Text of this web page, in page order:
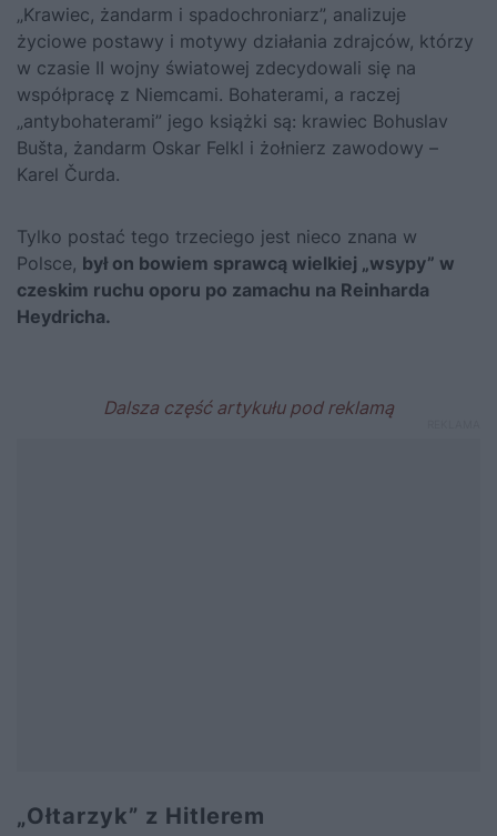
„Krawiec, żandarm i spadochroniarz”, analizuje
życiowe postawy i motywy działania zdrajców, którzy
w czasie II wojny światowej zdecydowali się na
współpracę z Niemcami. Bohaterami, a raczej
„antybohaterami” jego książki są: krawiec Bohuslav
Bušta, żandarm Oskar Felkl i żołnierz zawodowy –
Karel Čurda.
Tylko postać tego trzeciego jest nieco znana w
Polsce, był on bowiem sprawcą wielkiej „wsypy” w
czeskim ruchu oporu po zamachu na Reinharda
Heydricha.
„Ołtarzyk” z Hitlerem